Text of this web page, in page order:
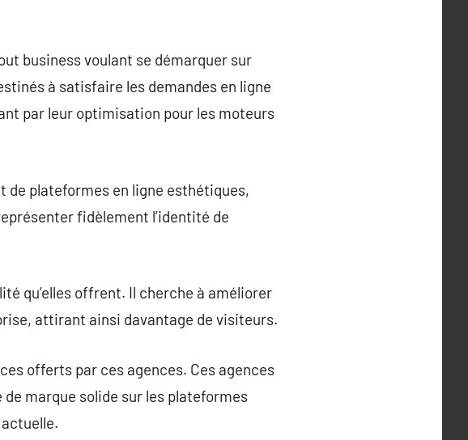
business voulant se démarquer sur
à satisfaire les demandes en ligne
par leur optimisation pour les moteurs
de plateformes en ligne esthétiques,
fidèlement l’identité de
qu’elles offrent. Il cherche à améliorer
attirant ainsi davantage de visiteurs.
offerts par ces agences. Ces agences
marque solide sur les plateformes